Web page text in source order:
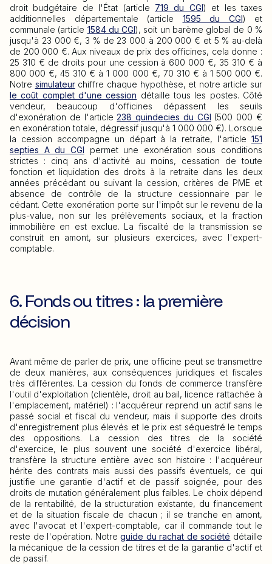
droit budgétaire de l'État (article 719 du CGI) et les taxes
additionnelles départementale (article 1595 du CGI) et
communale (article 1584 du CGI), soit un barème global de 0 %
jusqu'à 23 000 €, 3 % de 23 000 à 200 000 € et 5 % au-delà
de 200 000 €. Aux niveaux de prix des officines, cela donne :
25 310 € de droits pour une cession à 600 000 €, 35 310 € à
800 000 €, 45 310 € à 1 000 000 €, 70 310 € à 1 500 000 €.
Notre simulateurchiffre chaque hypothèse, et notre article sur
le coût complet d'une cession détaille tous les postes. Côté
vendeur, beaucoup d'officines dépassent les seuils
d'exonération de l'article238 quindecies du CGI (500 000 €
en exonération totale, dégressif jusqu'à 1 000 000 €). Lorsque
la cession accompagne un départ à la retraite, l'article 151
septies A du CGI permet une exonération sous conditions
strictes : cinq ans d'activité au moins, cessation de toute
fonction et liquidation des droits à la retraite dans les deux
années précédant ou suivant la cession, critères de PME et
absence de contrôle de la structure cessionnaire par le
cédant. Cette exonération porte sur l'impôt sur le revenu de la
plus-value, non sur les prélèvements sociaux, et la fraction
immobilière en est exclue. La fiscalité de la transmission se
construit en amont, sur plusieurs exercices, avec l'expert-
comptable.
6. Fonds ou titres : la première
décision
Avant même de parler de prix, une officine peut se transmettre
de deux manières, aux conséquences juridiques et fiscales
très différentes. La cession du fonds de commerce transfère
l'outil d'exploitation (clientèle, droit au bail, licence rattachée à
l'emplacement, matériel) : l'acquéreur reprend un actif sans le
passé social et fiscal du vendeur, mais il supporte des droits
d'enregistrement plus élevés et le prix est séquestré le temps
des oppositions. La cession des titres de la société
d'exercice, le plus souvent une société d'exercice libéral,
transfère la structure entière avec son histoire : l'acquéreur
hérite des contrats mais aussi des passifs éventuels, ce qui
justifie une garantie d'actif et de passif soignée, pour des
droits de mutation généralement plus faibles. Le choix dépend
de la rentabilité, de la structuration existante, du financement
et de la situation fiscale de chacun ; il se tranche en amont,
avec l'avocat et l'expert-comptable, car il commande tout le
reste de l'opération. Notreguide du rachat de société détaille
la mécanique de la cession de titres et de la garantie d'actif et
de passif.